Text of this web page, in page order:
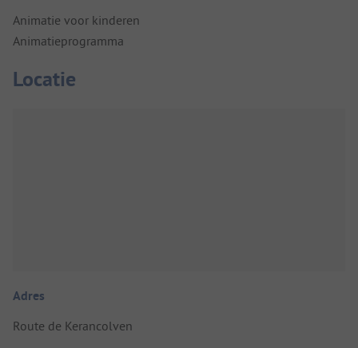
Animatie voor kinderen
Animatieprogramma
Locatie
Adres
Route de Kerancolven